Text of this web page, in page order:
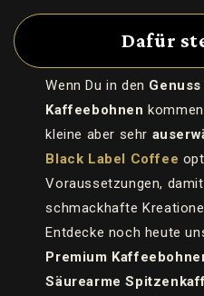
i
n
Dafür
Wenn Du in den
Kaffeebohnen
kleine aber sehr
Black Label Coffee
Voraussetzungen,
schmackhafte
Entdecke noch heute
Premium
Säurearme